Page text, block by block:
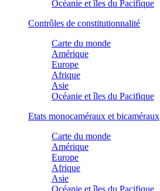
Océanie et îles du Pacifique
Contrôles de constitutionnalité
Carte du monde
Amérique
Europe
Afrique
Asie
Océanie et îles du Pacifique
Etats monocaméraux et bicaméraux
Carte du monde
Amérique
Europe
Afrique
Asie
Océanie et îles du Pacifique